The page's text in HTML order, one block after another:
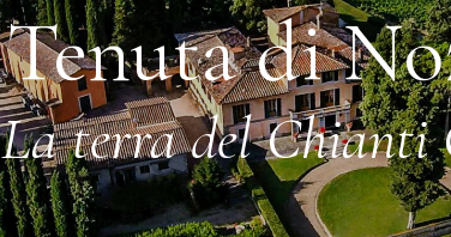
Tenuta di
La terra del Chianti